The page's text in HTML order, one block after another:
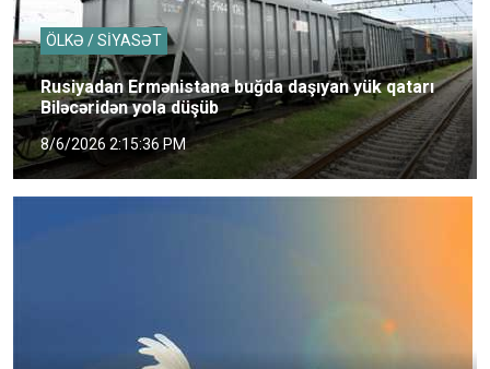
ÖLKƏ / SİYASƏT
Rusiyadan Ermənistana buğda daşıyan yük qatarı
Biləcəridən yola düşüb
8/6/2026 2:15:36 PM